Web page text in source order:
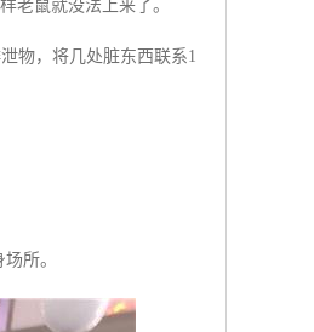
老鼠就没法上来了。
物，将几处脏东西联系1
所。